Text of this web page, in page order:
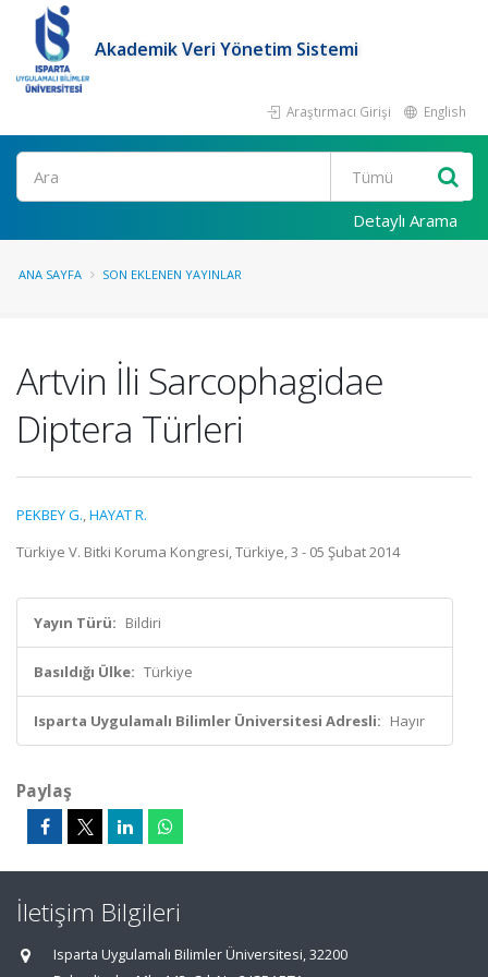
Akademik Veri Yönetim Sistemi
Araştırmacı Girişi English
Ara
Detaylı Arama
ANA SAYFA SON EKLENEN YAYINLAR
Artvin İli Sarcophagidae
Diptera Türleri
PEKBEY G.,HAYAT R.
Türkiye V. Bitki Koruma Kongresi, Türkiye, 3 - 05 Şubat 2014
Yayın Türü: Bildiri
Basıldığı Ülke: Türkiye
Isparta Uygulamalı Bilimler Üniversitesi Adresli: Hayır
Paylaş
İletişim Bilgileri
Isparta Uygulamalı Bilimler Üniversitesi, 32200